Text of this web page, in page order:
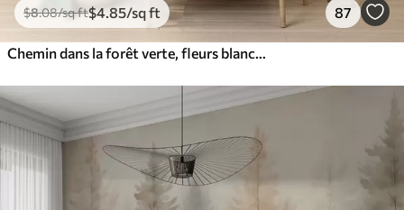
$8.08/sq ft$4.85/sq ft 87